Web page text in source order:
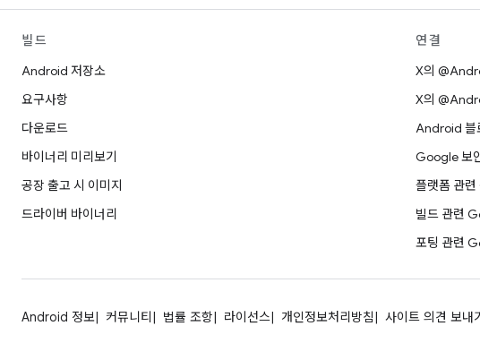
빌드
Android 저장소
요구사항
다운로드
바이너리 미리보기
공장 출고 시 이미지
드라이버 바이너리
연결
X의
X의
Android 블
Google 보
플랫폼 관
빌드 관련
포팅 관련
Android 정보 커뮤니티 법률 조항 라이선스 개인정보처리방침 사이트 의견 보내